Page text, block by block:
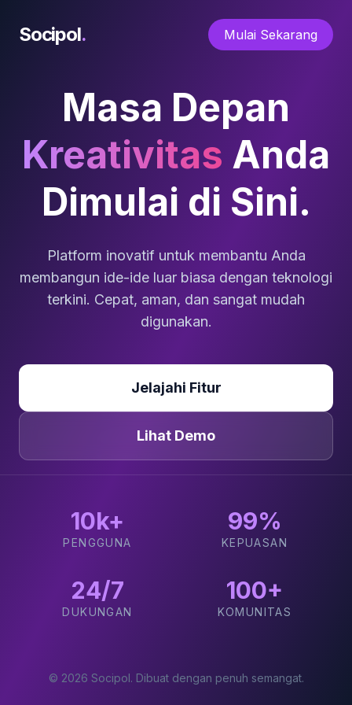
Socipol. Mulai Sekarang
Masa Depan
Kreativitas Anda
Dimulai di Sini.
Platform inovatif untuk membantu Anda
membangun ide-ide luar biasa dengan teknologi
terkini. Cepat, aman, dan sangat mudah
digunakan.
Jelajahi Fitur
Lihat Demo
10k+
PENGGUNA
99%
KEPUASAN
24/7
DUKUNGAN
100+
KOMUNITAS
© 2026 Socipol. Dibuat dengan penuh semangat.